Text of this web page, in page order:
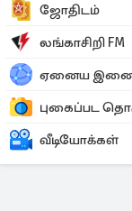
ஜோதிடம்
லங்காசிறி FM
ஏனைய
புகைப்பட
வீடியோக்கள்